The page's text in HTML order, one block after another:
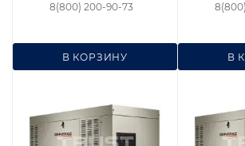
В КОРЗИНУ
8(800) 200-90-73
В